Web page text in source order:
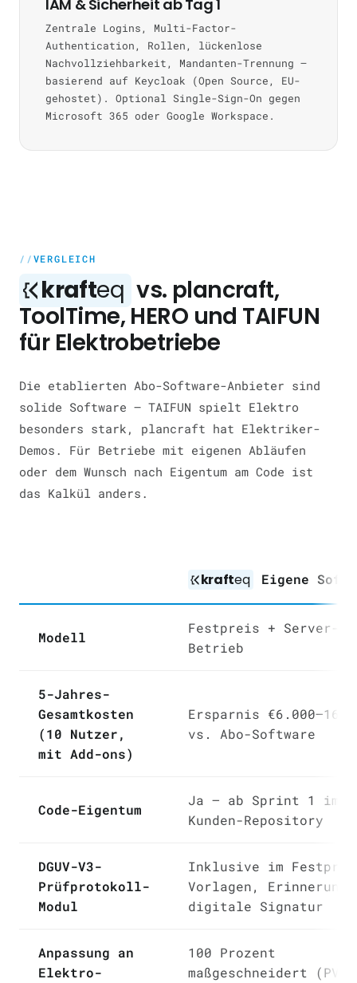
IAM & Sicherheit ab Tag 1
Zentrale Logins, Multi-Factor-
Authentication, Rollen, lückenlose
Nachvollziehbarkeit, Mandanten-Trennung —
basierend auf Keycloak (Open Source, EU-
gehostet). Optional Single-Sign-On gegen
Microsoft 365 oder Google Workspace.
VERGLEICH
krafteq vs. plancraft,
ToolTime, HERO und TAIFUN
für Elektrobetriebe
Die etablierten Abo-Software-Anbieter sind
solide Software — TAIFUN spielt Elektro
besonders stark, plancraft hat Elektriker-
Demos. Für Betriebe mit eigenen Abläufen
oder dem Wunsch nach Eigentum am Code ist
das Kalkül anders.
krafteq Eigene
Modell
Festpreis + Server-
Betrieb
5-Jahres-
Gesamtkosten
(10 Nutzer,
mit Add-ons)
Ersparnis
vs. Abo-Software
Code-Eigentum
Ja — ab Sprint 1 im
Kunden-Repository
DGUV-V3-
Prüfprotokoll-
Modul
Inklusive im
Vorlagen,
digitale Signatur
Anpassung an
Elektro-
100 Prozent
maßgeschneidert (PV,